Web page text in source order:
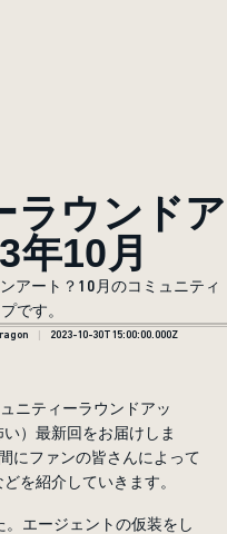
ラウンドア
年10月
アート？10月のコミュニティ
です。
2023-10-30T15:00:00.000Z
ニティーラウンドアッ
）最新回をお届けしま
にファンの皆さんによって
を紹介していきます。
エージェントの仮装をし